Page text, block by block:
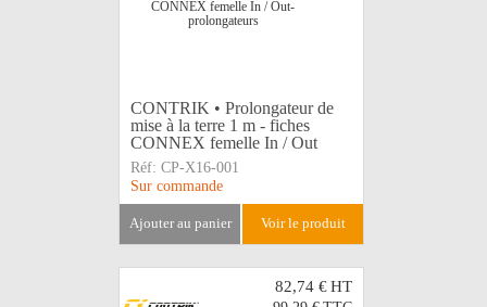
CONTRIK • Prolongateur de
mise à la terre 1 m - fiches
CONNEX femelle In / Out
Réf: CP-X16-001
Sur commande
ajouter au panier voir le produit
82,74 €HT